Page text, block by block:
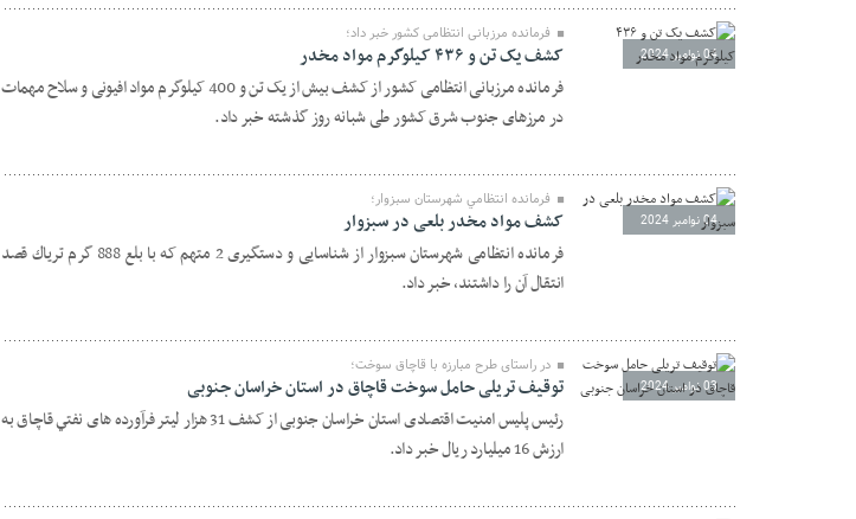
04 نوامبر 2024
فرمانده مرزبانی انتظامی کشور خبر داد؛
کشف يک تن و ۴۳۶ کيلوگرم مواد مخدر
فرمانده مرزبانی انتظامی کشور از کشف بيش از يک تن و 400 کيلوگرم مواد افيونی و سلاح مهمات
در مرزهای جنوب شرق کشور طی شبانه روز گذشته خبر داد.
04 نوامبر 2024
فرمانده انتظامي شهرستان سبزوار؛
کشف مواد مخدر بلعی در سبزوار
فرمانده انتظامی شهرستان سبزوار از شناسايی و دستگيری 2 متهم که با بلع 888 گرم ترياك قصد
انتقال آن را داشتند، خبر داد.
03 نوامبر 2024
در راستای طرح مبارزه با قاچاق سوخت؛
توقیف تریلی حامل سوخت قاچاق در استان خراسان جنوبی
رئيس پليس امنيت اقتصادی استان خراسان جنوبی از کشف 31 هزار ليتر فرآورده های نفتي قاچاق به
ارزش 16 ميليارد ريال خبر داد.